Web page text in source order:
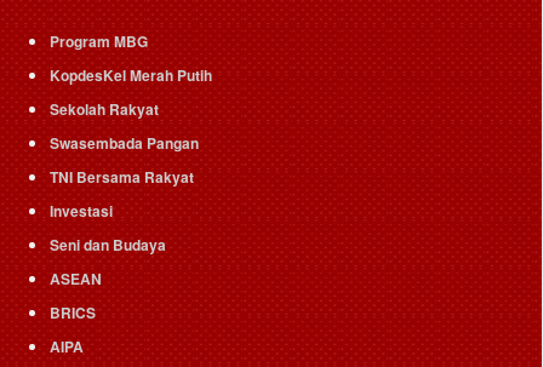
Program MBG
KopdesKel Merah Putih
Sekolah Rakyat
Swasembada Pangan
TNI Bersama Rakyat
Investasi
Seni dan Budaya
ASEAN
BRICS
AIPA